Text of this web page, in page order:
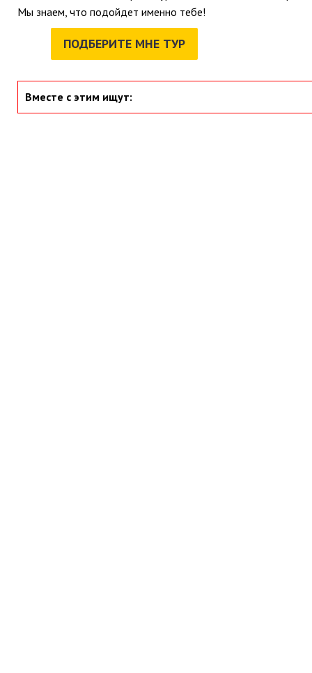
Мы знаем, что подойдет именно тебе!
ПОДБЕРИТЕ МНЕ ТУР
Вместе с этим ищут: